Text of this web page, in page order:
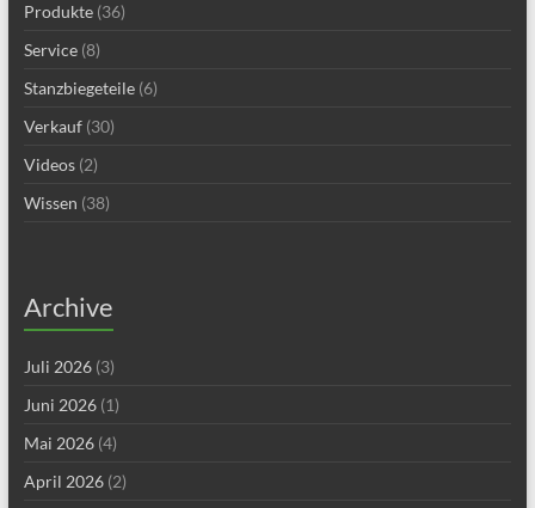
Produkte(36)
Service(8)
Stanzbiegeteile(6)
Verkauf(30)
Videos(2)
Wissen (38)
Archive
Juli 2026(3)
Juni 2026(1)
Mai 2026(4)
April 2026(2)